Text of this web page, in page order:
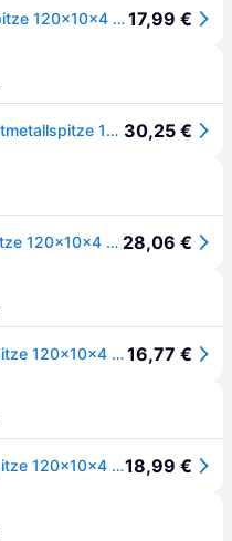
100 A-10 Körner Mit Hartmetallspitze 120x10x4 Mm Gedore 872172017,99 €
GEDORE 100 A-10 Körner mit Hartmetallspitze 120x10x4 mm 30,25 €
GEDORE Körner mit Hartmetallspitze 120x10x4 mm (8721720) 28,06 €
100 A-10 Körner mit Hartmetallspitze 120x10x4 mm16,77 €
100 A-10 Körner mit Hartmetallspitze 120x10x4 mm Gedore 8721720 (Ø x H) 10 mm x 120 mm18,99 €